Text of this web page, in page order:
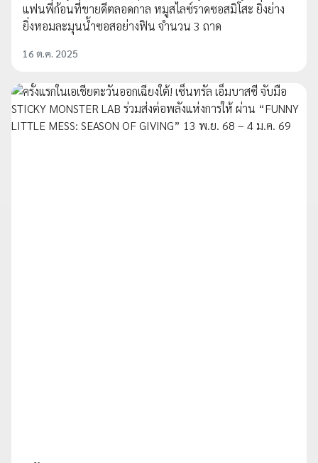
แฟนพี่ก้อนที่ขายดีตลอดกาล หมูสไลซ์ราดซอสมิโสะ ยิ่งย่าง
ยิ่งหอมละมุนน้ำซอสอย่างฟิน จำนวน 3 ถาด
16 ต.ค. 2025